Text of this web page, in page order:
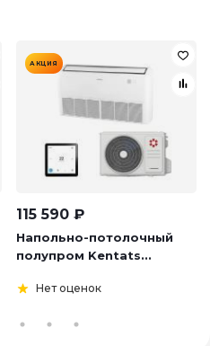
АКЦИЯ
115 590 ₽
Напольно-потолочный
полупром Kentats...
Нет оценок